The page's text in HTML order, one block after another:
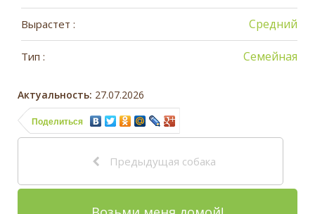
Вырастет : Средний
Тип : Семейная
Актуальность: 27.07.2026
Поделиться
Предыдущая собака